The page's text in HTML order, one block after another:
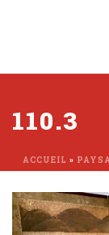
110.3
ACCUEIL »